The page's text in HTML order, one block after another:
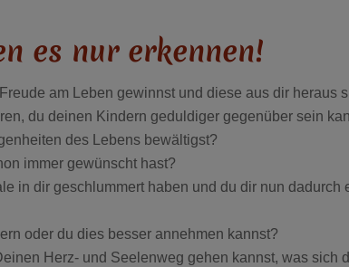
es nur erkennen!
am Leben gewinnst und diese aus dir heraus
du deinen Kindern geduldiger gegenüber sein
des Lebens bewältigst?
immer gewünscht hast?
in dir geschlummert haben und du dir nun
oder du dies besser annehmen kannst?
Herz- und Seelenweg gehen kannst, was sich